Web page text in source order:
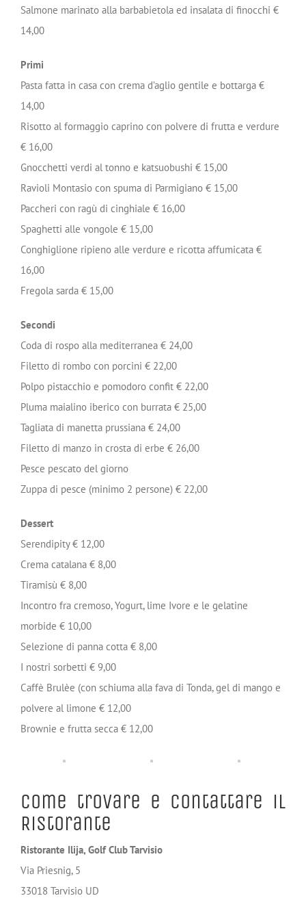
Salmone marinato alla barbabietola ed insalata di finocchi €
14,00
Primi
Pasta fatta in casa con crema d’aglio gentile e bottarga €
14,00
Risotto al formaggio caprino con polvere di frutta e verdure
€ 16,00
Gnocchetti verdi al tonno e katsuobushi € 15,00
Ravioli Montasio con spuma di Parmigiano € 15,00
Paccheri con ragù di cinghiale € 16,00
Spaghetti alle vongole € 15,00
Conghiglione ripieno alle verdure e ricotta affumicata €
16,00
Fregola sarda € 15,00
Secondi
Coda di rospo alla mediterranea € 24,00
Filetto di rombo con porcini € 22,00
Polpo pistacchio e pomodoro confit € 22,00
Pluma maialino iberico con burrata € 25,00
Tagliata di manetta prussiana € 24,00
Filetto di manzo in crosta di erbe € 26,00
Pesce pescato del giorno
Zuppa di pesce (minimo 2 persone) € 22,00
Dessert
Serendipity € 12,00
Crema catalana € 8,00
Tiramisù € 8,00
Incontro fra cremoso, Yogurt, lime Ivore e le gelatine
morbide € 10,00
Selezione di panna cotta € 8,00
I nostri sorbetti € 9,00
Caffè Brulèe (con schiuma alla fava di Tonda, gel di mango e
polvere al limone € 12,00
Brownie e frutta secca € 12,00
Come trovare e contattare il
Ristorante
Ristorante Ilija, Golf Club Tarvisio
Via Priesnig, 5
33018 Tarvisio UD